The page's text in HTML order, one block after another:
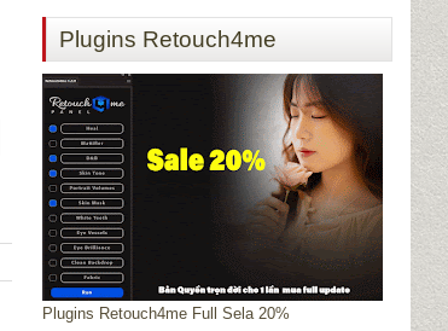
Plugins Retouch4me
Plugins Retouch4me Full Sela 20%